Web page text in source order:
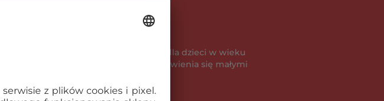
OSTRZEŻENIE! Nieodpowiednie dla dzieci w wieku
poniżej 3 lat. Istnieje ryzyko zadławienia się małymi